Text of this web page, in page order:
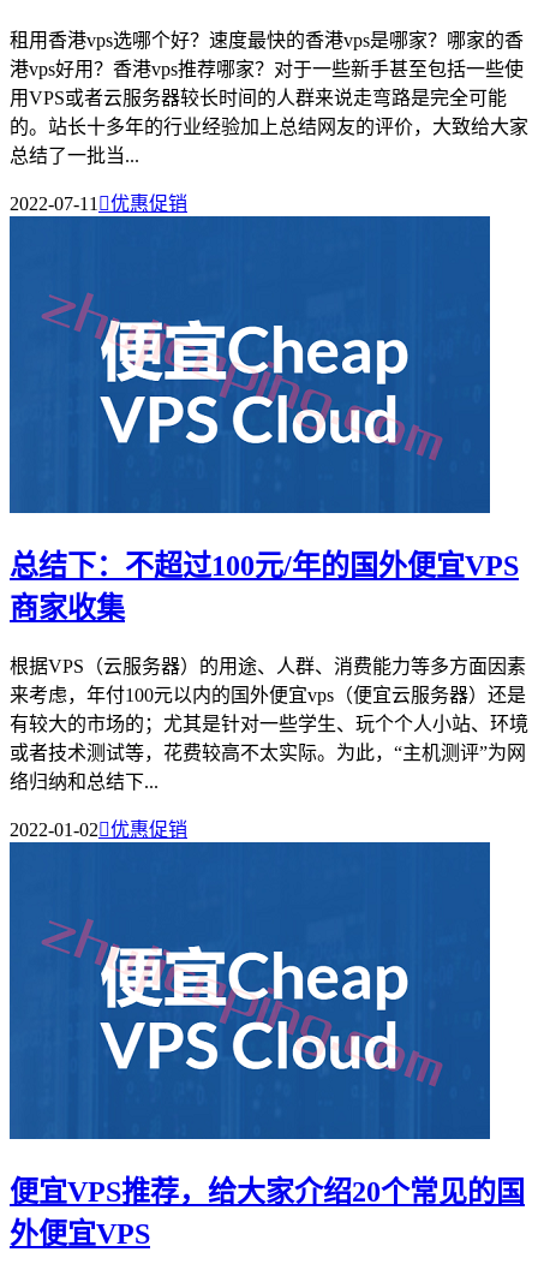
租用香港vps选哪个好？速度最快的香港vps是哪家？哪家的香
港vps好用？香港vps推荐哪家？对于一些新手甚至包括一些使
用VPS或者云服务器较长时间的人群来说走弯路是完全可能
的。站长十多年的行业经验加上总结网友的评价，大致给大家
总结了一批当...
2022-07-11优惠促销
总结下：不超过100元/年的国外便宜VPS
商家收集
根据VPS（云服务器）的用途、人群、消费能力等多方面因素
来考虑，年付100元以内的国外便宜vps（便宜云服务器）还是
有较大的市场的；尤其是针对一些学生、玩个个人小站、环境
或者技术测试等，花费较高不太实际。为此，“主机测评”为网
络归纳和总结下...
2022-01-02优惠促销
便宜VPS推荐，给大家介绍20个常见的国
外便宜VPS